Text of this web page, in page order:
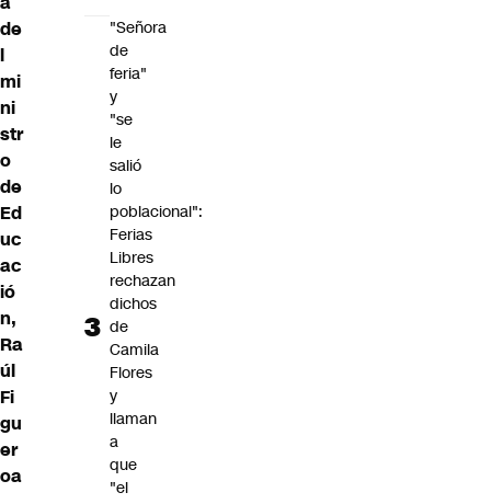
de
l
mi
ni
str
o
de
Ed
uc
ac
ió
n,
Ra
úl
Fi
gu
er
oa
"Señora
de
feria"
y
"se
le
salió
lo
poblacional":
Ferias
Libres
rechazan
dichos
de
Camila
Flores
y
llaman
a
que
"el